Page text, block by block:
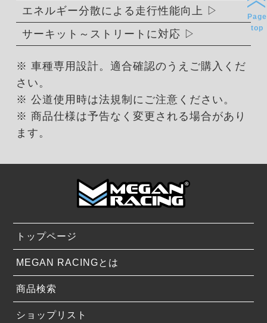
エネルギー分散による走行性能向上
サーキット～ストリートに対応
※ 車種専用設計。適合確認のうえご購入くだ
さい。
※ 公道使用時は法規制にご注意ください。
※ 商品仕様は予告なく変更される場合があり
ます。
トップページ
MEGAN RACINGとは
商品検索
ショップリスト
Page
top